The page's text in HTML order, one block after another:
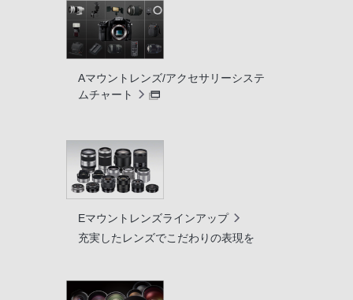
Aマウントレンズ/アクセサリーシステ
ムチャート
Eマウントレンズラインアップ
充実したレンズでこだわりの表現を